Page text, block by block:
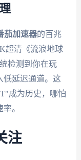
茄加速器的百兆
超清《流浪地球
检测到你在玩
低延迟通道。这
成为历史，哪怕
。
注